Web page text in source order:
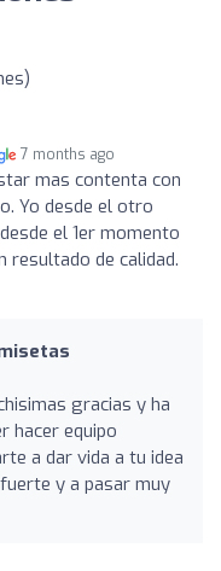
7 months ago
mas contenta con
Yo desde el otro
el 1er momento
resultado de calidad.
gracias y ha
hacer equipo
a dar vida a tu idea
y a pasar muy